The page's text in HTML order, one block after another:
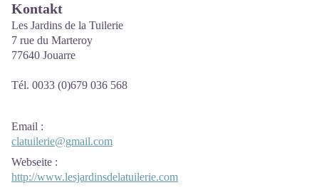
Kontakt
Les Jardins de la Tuilerie
7 rue du Marteroy
77640 Jouarre
Tél. 0033 (0)679 036 568
Email :
clatuilerie@gmail.com
Webseite :
http://www.lesjardinsdelatuilerie.com